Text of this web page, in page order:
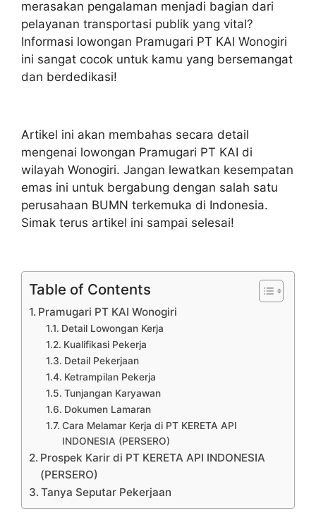
merasakan pengalaman menjadi bagian dari
pelayanan transportasi publik yang vital?
Informasi lowongan Pramugari PT KAI Wonogiri
ini sangat cocok untuk kamu yang bersemangat
dan berdedikasi!
Artikel ini akan membahas secara detail
mengenai lowongan Pramugari PT KAI di
wilayah Wonogiri. Jangan lewatkan kesempatan
emas ini untuk bergabung dengan salah satu
perusahaan BUMN terkemuka di Indonesia.
Simak terus artikel ini sampai selesai!
Table of Contents
Pramugari PT KAI Wonogiri
Detail Lowongan Kerja
Kualifikasi Pekerja
Detail Pekerjaan
Ketrampilan Pekerja
Tunjangan Karyawan
Dokumen Lamaran
Cara Melamar Kerja di PT KERETA API
INDONESIA (PERSERO)
Prospek Karir di PT KERETA API INDONESIA
(PERSERO)
Tanya Seputar Pekerjaan